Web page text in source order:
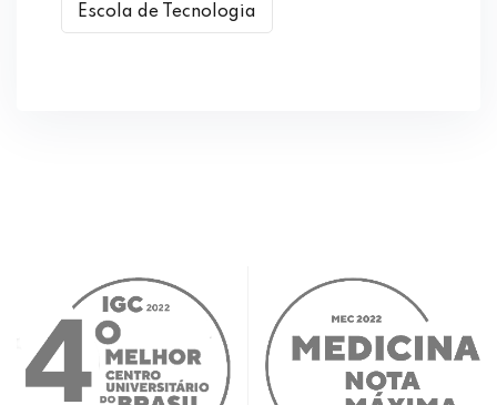
Escola de Tecnologia